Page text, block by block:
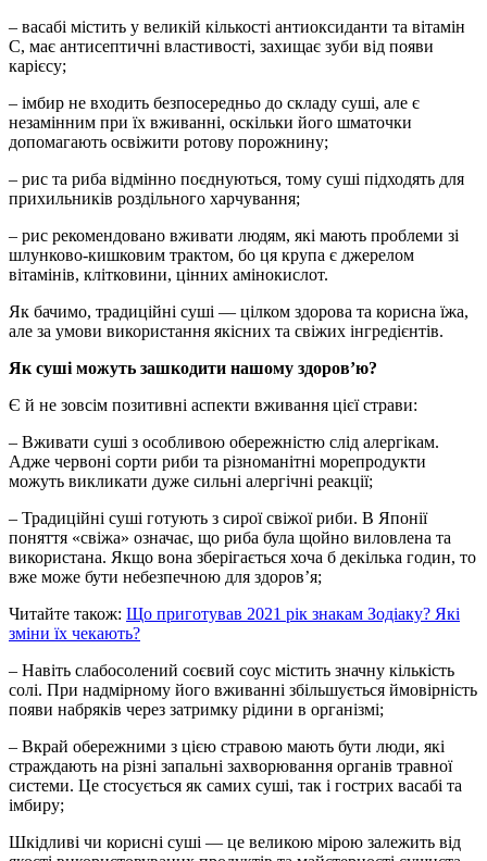
– васабі містить у великій кількості антиоксиданти та вітамін
С, має антисептичні властивості, захищає зуби від появи
карієсу;
– імбир не входить безпосередньо до складу суші, але є
незамінним при їх вживанні, оскільки його шматочки
допомагають освіжити ротову порожнину;
– рис та риба відмінно поєднуються, тому суші підходять для
прихильників роздільного харчування;
– рис рекомендовано вживати людям, які мають проблеми зі
шлунково-кишковим трактом, бо ця крупа є джерелом
вітамінів, клітковини, цінних амінокислот.
Як бачимо, традиційні суші — цілком здорова та корисна їжа,
але за умови використання якісних та свіжих інгредієнтів.
Як суші можуть зашкодити нашому здоров’ю?
Є й не зовсім позитивні аспекти вживання цієї страви:
– Вживати суші з особливою обережністю слід алергікам.
Адже червоні сорти риби та різноманітні морепродукти
можуть викликати дуже сильні алергічні реакції;
– Традиційні суші готують з сирої свіжої риби. В Японії
поняття «свіжа» означає, що риба була щойно виловлена та
використана. Якщо вона зберігається хоча б декілька годин, то
вже може бути небезпечною для здоров’я;
Читайте також: Що приготував 2021 рік знакам Зодіаку? Які
зміни їх чекають?
– Навіть слабосолений соєвий соус містить значну кількість
солі. При надмірному його вживанні збільшується ймовірність
появи набряків через затримку рідини в організмі;
– Вкрай обережними з цією стравою мають бути люди, які
страждають на різні запальні захворювання органів травної
системи. Це стосується як самих суші, так і гострих васабі та
імбиру;
Шкідливі чи корисні суші — це великою мірою залежить від